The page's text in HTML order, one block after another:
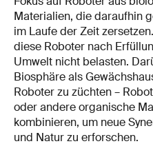
Materialien, die daraufhin
im Laufe der Zeit
diese Roboter nach
Umwelt nicht belasten.
Biosphäre als
Roboter zu züchten –
oder andere organische
kombinieren, um neue
und Natur zu erforschen.